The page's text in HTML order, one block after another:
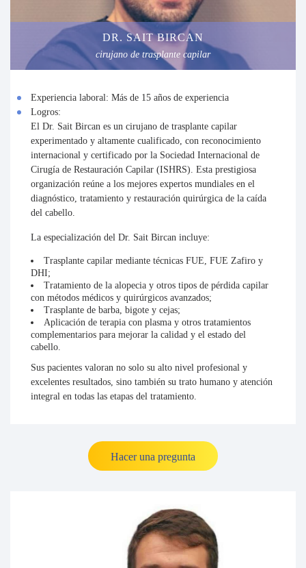
DR. SAIT BIRCAN
cirujano de trasplante capilar
Experiencia laboral: Más de 15 años de experiencia
Logros:
El Dr. Sait Bircan es un cirujano de trasplante capilar
experimentado y altamente cualificado, con reconocimiento
internacional y certificado por la Sociedad Internacional de
Cirugía de Restauración Capilar (ISHRS). Esta prestigiosa
organización reúne a los mejores expertos mundiales en el
diagnóstico, tratamiento y restauración quirúrgica de la caída
del cabello.
La especialización del Dr. Sait Bircan incluye:
Trasplante capilar mediante técnicas FUE, FUE Zafiro y
DHI;
Tratamiento de la alopecia y otros tipos de pérdida capilar
con métodos médicos y quirúrgicos avanzados;
Trasplante de barba, bigote y cejas;
Aplicación de terapia con plasma y otros tratamientos
complementarios para mejorar la calidad y el estado del
cabello.
Sus pacientes valoran no solo su alto nivel profesional y
excelentes resultados, sino también su trato humano y atención
integral en todas las etapas del tratamiento.
Hacer una pregunta